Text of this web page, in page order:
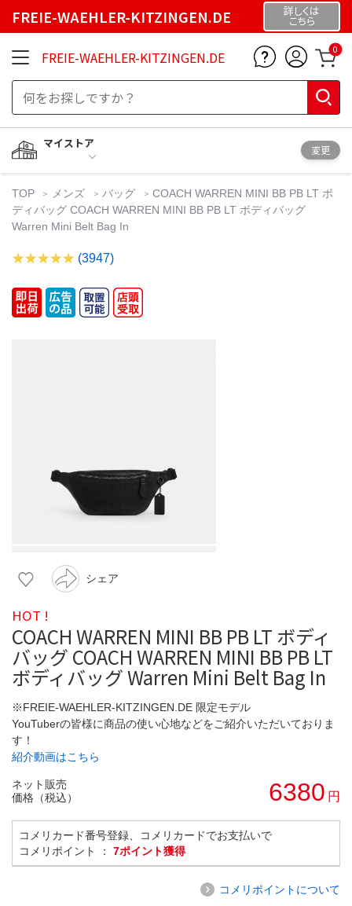
FREIE-WAEHLER-KITZINGEN.DE 詳しくは
こちら
FREIE-WAEHLER-KITZINGEN.DE 0
マイストア
変更
TOP メンズ バッグ
COACH WARREN MINI BB PB LT ボ
ディバッグ COACH WARREN MINI BB PB LT ボディバッグ
Warren Mini Belt Bag In
(3947)
シェア
HOT !
COACH WARREN MINI BB PB LT ボディ
バッグ COACH WARREN MINI BB PB LT
ボディバッグ Warren Mini Belt Bag In
※FREIE-WAEHLER-KITZINGEN.DE 限定モデル
YouTuberの皆様に商品の使い心地などをご紹介いただいておりま
す！
紹介動画はこちら
ネット販売
価格（税込）
6380 円
コメリカード番号登録、コメリカードでお支払いで
コメリポイント ： 7ポイント獲得
コメリポイントについて